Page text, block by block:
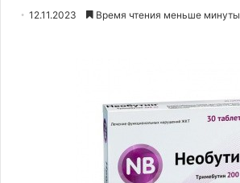
12.11.2023 Время чтения меньше минуты